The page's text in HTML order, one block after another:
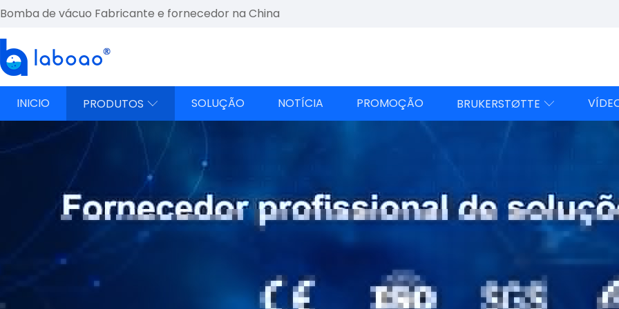
Bomba de vácuo Fabricante e fornecedor na China
INICIO PRODUTOS  SOLUÇÃO NOTÍCIA PROMOÇÃO BRUKERSTØTTE 